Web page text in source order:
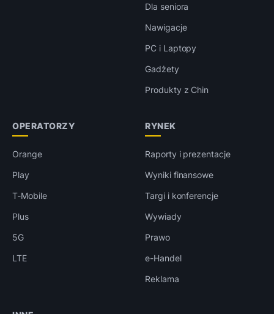
Dla seniora
Nawigacje
PC i Laptopy
Gadżety
Produkty z Chin
OPERATORZY
Orange
Play
T-Mobile
Plus
5G
LTE
RYNEK
Raporty i prezentacje
Wyniki finansowe
Targi i konferencje
Wywiady
Prawo
e-Handel
Reklama